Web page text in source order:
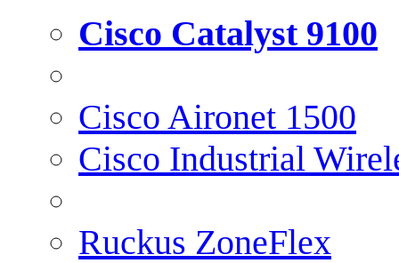
Cisco Catalyst 9100
Cisco Aironet 1500
Cisco Industrial
Ruckus ZoneFlex